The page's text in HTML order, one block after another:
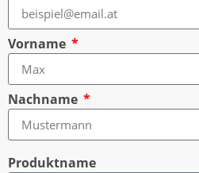
Vorname
Nachname
Produktname